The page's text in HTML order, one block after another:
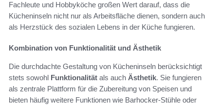
Fachleute und Hobbyköche großen Wert darauf, dass die
Kücheninseln nicht nur als Arbeitsfläche dienen, sondern auch
als Herzstück des sozialen Lebens in der Küche fungieren.
Kombination von Funktionalität und Ästhetik
Die durchdachte Gestaltung von Kücheninseln berücksichtigt
stets sowohl Funktionalität als auch Ästhetik. Sie fungieren
als zentrale Plattform für die Zubereitung von Speisen und
bieten häufig weitere Funktionen wie Barhocker-Stühle oder